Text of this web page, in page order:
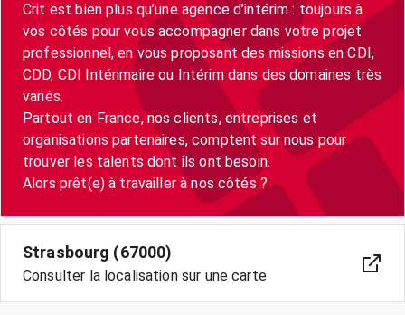
Crit est bien plus qu’une agence d’intérim : toujours à
vos côtés pour vous accompagner dans votre projet
professionnel, en vous proposant des missions en CDI,
CDD, CDI Intérimaire ou Intérim dans des domaines très
variés.
Partout en France, nos clients, entreprises et
organisations partenaires, comptent sur nous pour
trouver les talents dont ils ont besoin.
Alors prêt(e) à travailler à nos côtés ?
Strasbourg (67000)
Consulter la localisation sur une carte